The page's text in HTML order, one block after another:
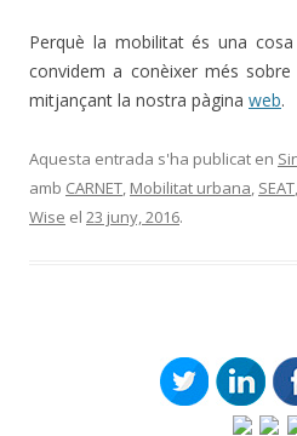
Perquè la mobilitat és una
convidem a conèixer més
mitjançant la nostra pàgina web.
Aquesta entrada s'ha publicat en
amb CARNET, Mobilitat urbana, SEAT,
Wise el 23 juny, 2016.